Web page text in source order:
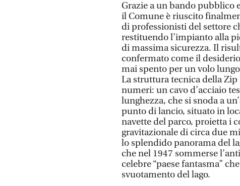
Grazie a un bando pubblico
il Comune è riuscito
di professionisti del settore
restituendo l’impianto alla
di massima sicurezza. Il
confermato come il
mai spento per un volo
La struttura tecnica della Zip
numeri: un cavo d’acciaio
lunghezza, che si snoda a
punto di lancio, situato in
navette del parco, proietta i
gravitazionale di circa due
lo splendido panorama del
che nel 1947 sommerse
celebre “paese fantasma”
svuotamento del lago.